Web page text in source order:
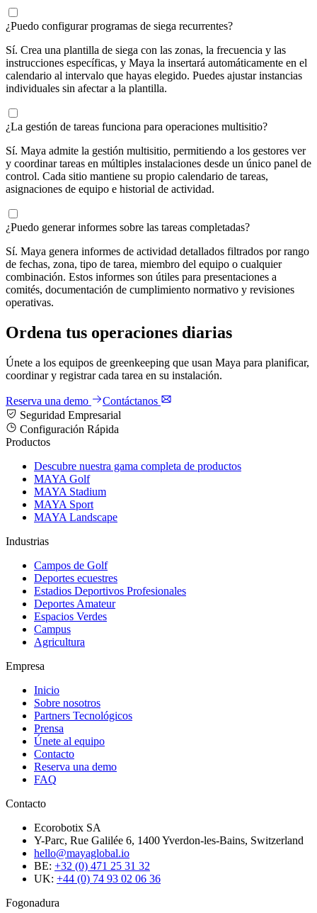
¿Puedo configurar programas de siega recurrentes?
Sí. Crea una plantilla de siega con las zonas, la frecuencia y las
instrucciones específicas, y Maya la insertará automáticamente en el
calendario al intervalo que hayas elegido. Puedes ajustar instancias
individuales sin afectar a la plantilla.
¿La gestión de tareas funciona para operaciones multisitio?
Sí. Maya admite la gestión multisitio, permitiendo a los gestores ver
y coordinar tareas en múltiples instalaciones desde un único panel de
control. Cada sitio mantiene su propio calendario de tareas,
asignaciones de equipo e historial de actividad.
¿Puedo generar informes sobre las tareas completadas?
Sí. Maya genera informes de actividad detallados filtrados por rango
de fechas, zona, tipo de tarea, miembro del equipo o cualquier
combinación. Estos informes son útiles para presentaciones a
comités, documentación de cumplimiento normativo y revisiones
operativas.
Ordena tus operaciones diarias
Únete a los equipos de greenkeeping que usan Maya para planificar,
coordinar y registrar cada tarea en su instalación.
Reserva una demo
Contáctanos
Seguridad Empresarial
Configuración Rápida
Productos
Descubre nuestra gama completa de productos
MAYA Golf
MAYA Stadium
MAYA Sport
MAYA Landscape
Industrias
Campos de Golf
Deportes ecuestres
Estadios Deportivos Profesionales
Deportes Amateur
Espacios Verdes
Campus
Agricultura
Empresa
Inicio
Sobre nosotros
Partners Tecnológicos
Prensa
Únete al equipo
Contacto
Reserva una demo
FAQ
Contacto
Ecorobotix SA
Y-Parc, Rue Galilée 6, 1400 Yverdon-les-Bains, Switzerland
hello@mayaglobal.io
BE: +32 (0) 471 25 31 32
UK: +44 (0) 74 93 02 06 36
Fogonadura